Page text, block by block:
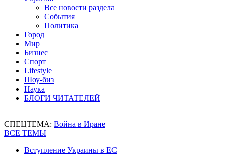
Все новости раздела
События
Политика
Город
Мир
Бизнес
Спорт
Lifestyle
Шоу-биз
Наука
БЛОГИ ЧИТАТЕЛЕЙ
СПЕЦТЕМА: Война в Иране
ВСЕ ТЕМЫ
Вступление Украины в ЕС